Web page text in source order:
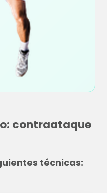
contraataque
técnicas: